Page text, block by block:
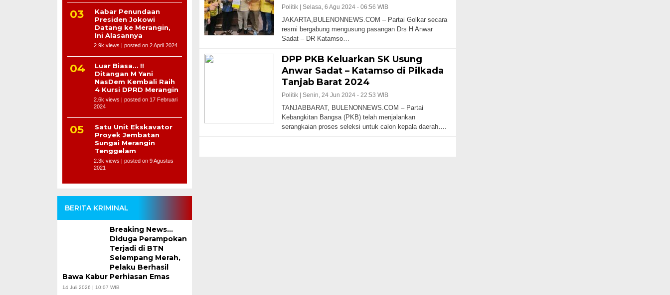
Kabar Penundaan
Presiden Jokowi
Datang ke Merangin,
Ini Alasannya
2.9k views | posted on 2 April 2024
Luar Biasa… !!
Ditangan M Yani
NasDem Kembali Raih
4 Kursi DPRD Merangin
2.6k views | posted on 17 Februari
2024
Satu Unit Ekskavator
Proyek Jembatan
Sungai Merangin
Tenggelam
2.3k views | posted on 9 Agustus
2021
BERITA KRIMINAL
Breaking News…
Diduga Perampokan
Terjadi di BTN
Selempang Merah,
Pelaku Berhasil
Bawa Kabur Perhiasan Emas
14 Juli 2026 | 10:07 WIB
Politik | Selasa, 6 Agu 2024 - 06:56 WIB
JAKARTA,BULENONNEWS.COM – Partai Golkar secara
resmi bergabung mengusung pasangan Drs H Anwar
Sadat – DR Katamso…
DPP PKB Keluarkan SK Usung
Anwar Sadat – Katamso di Pilkada
Tanjab Barat 2024
Politik | Senin, 24 Jun 2024 - 22:53 WIB
TANJABBARAT, BULENONNEWS.COM – Partai
Kebangkitan Bangsa (PKB) telah menjalankan
serangkaian proses seleksi untuk calon kepala daerah….